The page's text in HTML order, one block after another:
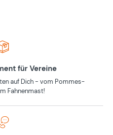
für Vereine
auf Dich - vom Pommes-
Fahnenmast!